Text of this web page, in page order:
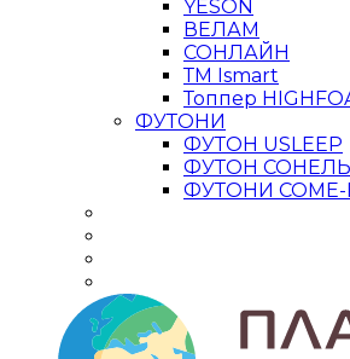
YESON
ВЕЛАМ
СОНЛАЙН
ТМ Ismart
Топпер
ФУТОНИ
ФУТОН USLEEP
ФУТОН СОНЕЛЬ
ФУТОНИ COME-